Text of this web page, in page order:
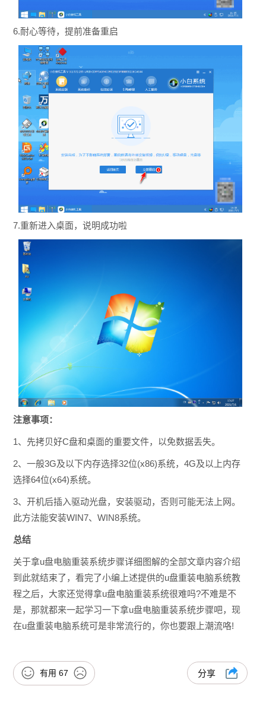
6.耐心等待，提前准备重启
7.重新进入桌面，说明成功啦
注意事项：
1、先拷贝好C盘和桌面的重要文件，以免数据丢失。
2、一般3G及以下内存选择32位(x86)系统，4G及以上内存
选择64位(x64)系统。
3、开机后插入驱动光盘，安装驱动，否则可能无法上网。
此方法能安装WIN7、WIN8系统。
总结
关于拿u盘电脑重装系统步骤详细图解的全部文章内容介绍
到此就结束了，看完了小编上述提供的u盘重装电脑系统教
程之后，大家还觉得拿u盘电脑重装系统很难吗?不难是不
是，那就都来一起学习一下拿u盘电脑重装系统步骤吧，现
在u盘重装电脑系统可是非常流行的，你也要跟上潮流咯!
有用 67 分享